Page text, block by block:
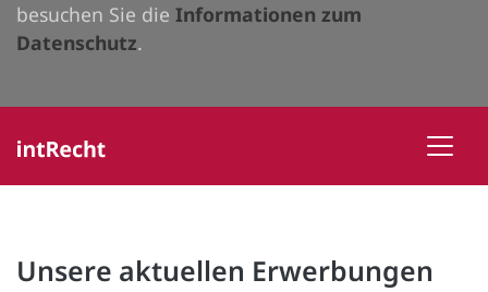
besuchen Sie die Informationen zum
Datenschutz.
Unsere aktuellen Erwerbungen